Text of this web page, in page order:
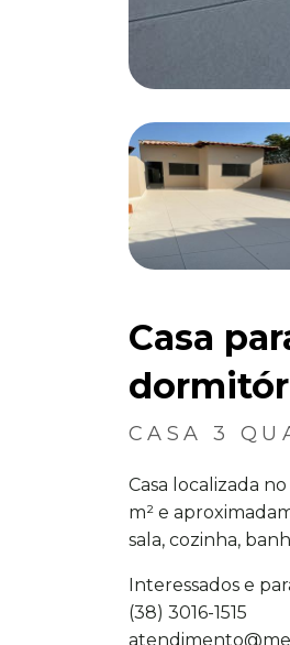
Casa
CASA 3
Casa localizada
m² e
sala, cozinha,
Interessados e
(38) 3016-1515